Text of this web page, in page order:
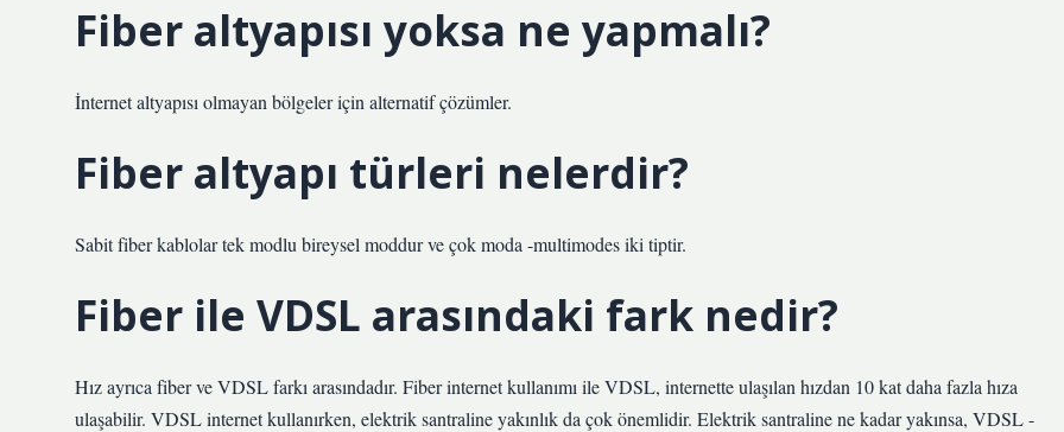
Fiber altyapısı yoksa ne yapmalı?
İnternet altyapısı olmayan bölgeler için alternatif çözümler.
Fiber altyapı türleri nelerdir?
Sabit fiber kablolar tek modlu bireysel moddur ve çok moda -multimodes iki tiptir.
Fiber ile VDSL arasındaki fark nedir?
Hız ayrıca fiber ve VDSL farkı arasındadır. Fiber internet kullanımı ile VDSL, internette ulaşılan hızdan 10 kat daha fazla hıza
ulaşabilir. VDSL internet kullanırken, elektrik santraline yakınlık da çok önemlidir. Elektrik santraline ne kadar yakınsa, VDSL -